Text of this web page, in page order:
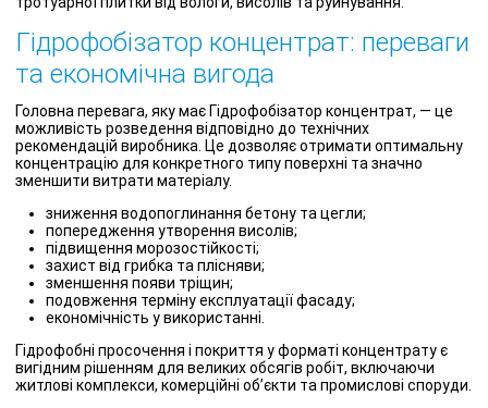
Гідрофобізатор концентрат: переваги
та економічна вигода
Головна перевага, яку має Гідрофобізатор концентрат, — це
можливість розведення відповідно до технічних
рекомендацій виробника. Це дозволяє отримати оптимальну
концентрацію для конкретного типу поверхні та значно
зменшити витрати матеріалу.
зниження водопоглинання бетону та цегли;
попередження утворення висолів;
підвищення морозостійкості;
захист від грибка та плісняви;
зменшення появи тріщин;
подовження терміну експлуатації фасаду;
економічність у використанні.
Гідрофобні просочення і покриття у форматі концентрату є
вигідним рішенням для великих обсягів робіт, включаючи
житлові комплекси, комерційні об’єкти та промислові споруди.